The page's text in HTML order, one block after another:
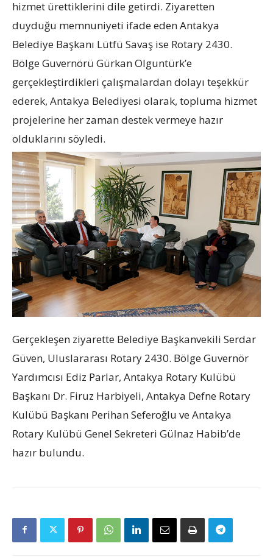
hizmet ürettiklerini dile getirdi. Ziyaretten
duyduğu memnuniyeti ifade eden Antakya
Belediye Başkanı Lütfü Savaş ise Rotary 2430.
Bölge Guvernörü Gürkan Olguntürk’e
gerçekleştirdikleri çalışmalardan dolayı teşekkür
ederek, Antakya Belediyesi olarak, topluma hizmet
projelerine her zaman destek vermeye hazır
olduklarını söyledi.
Gerçekleşen ziyarette Belediye Başkanvekili Serdar
Güven, Uluslararası Rotary 2430. Bölge Guvernör
Yardımcısı Ediz Parlar, Antakya Rotary Kulübü
Başkanı Dr. Firuz Harbiyeli, Antakya Defne Rotary
Kulübü Başkanı Perihan Seferoğlu ve Antakya
Rotary Kulübü Genel Sekreteri Gülnaz Habib’de
hazır bulundu.